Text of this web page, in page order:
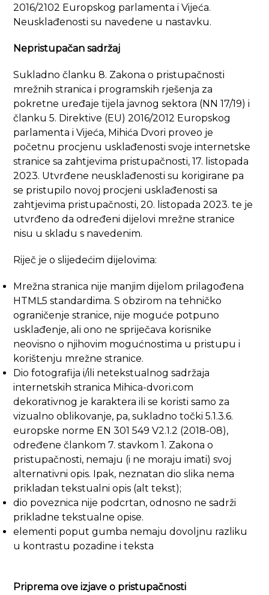
2016/2102 Europskog parlamenta i Vijeća.
Neusklađenosti su navedene u nastavku.
Nepristupačan sadržaj
Sukladno članku 8. Zakona o pristupačnosti
mrežnih stranica i programskih rješenja za
pokretne uređaje tijela javnog sektora (NN 17/19) i
članku 5. Direktive (EU) 2016/2012 Europskog
parlamenta i Vijeća, Mihića Dvori proveo je
početnu procjenu usklađenosti svoje internetske
stranice sa zahtjevima pristupačnosti, 17. listopada
2023. Utvrđene neusklađenosti su korigirane pa
se pristupilo novoj procjeni usklađenosti sa
zahtjevima pristupačnosti, 20. listopada 2023. te je
utvrđeno da određeni dijelovi mrežne stranice
nisu u skladu s navedenim.
Riječ je o slijedećim dijelovima:
Mrežna stranica nije manjim dijelom prilagođena
HTML5 standardima. S obzirom na tehničko
ograničenje stranice, nije moguće potpuno
usklađenje, ali ono ne spriječava korisnike
neovisno o njihovim mogućnostima u pristupu i
korištenju mrežne stranice.
Dio fotografija i/ili netekstualnog sadržaja
internetskih stranica Mihica-dvori.com
dekorativnog je karaktera ili se koristi samo za
vizualno oblikovanje, pa, sukladno točki 5.1.3.6.
europske norme EN 301 549 V2.1.2 (2018-08),
određene člankom 7. stavkom 1. Zakona o
pristupačnosti, nemaju (i ne moraju imati) svoj
alternativni opis. Ipak, neznatan dio slika nema
prikladan tekstualni opis (alt tekst);
dio poveznica nije podcrtan, odnosno ne sadrži
prikladne tekstualne opise.
elementi poput gumba nemaju dovoljnu razliku
u kontrastu pozadine i teksta
Priprema ove izjave o pristupačnosti